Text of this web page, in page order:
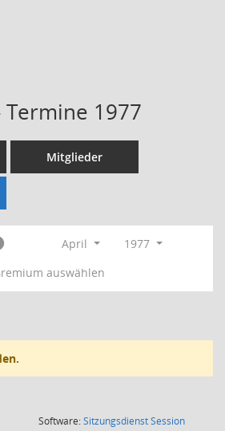
1977
Mitglieder
April
1977
auswählen
Software:SitzungsdienstSession(Wird in